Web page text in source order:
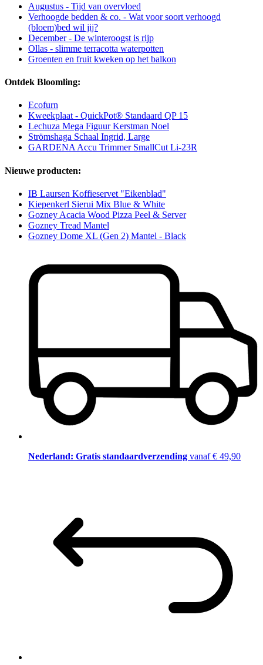
Augustus - Tijd van overvloed
Verhoogde bedden & co. - Wat voor soort verhoogd
(bloem)bed wil jij?
December - De winteroogst is rijp
Ollas - slimme terracotta waterpotten
Groenten en fruit kweken op het balkon
Ontdek Bloomling:
Ecofurn
Kweekplaat - QuickPot® Standaard QP 15
Lechuza Mega Figuur Kerstman Noel
Strömshaga Schaal Ingrid, Large
GARDENA Accu Trimmer SmallCut Li-23R
Nieuwe producten:
IB Laursen Koffieservet "Eikenblad"
Kiepenkerl Sierui Mix Blue & White
Gozney Acacia Wood Pizza Peel & Server
Gozney Tread Mantel
Gozney Dome XL (Gen 2) Mantel - Black
Nederland: Gratis standaardverzending vanaf € 49,90